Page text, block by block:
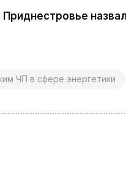
ЧП в сфере энергетики